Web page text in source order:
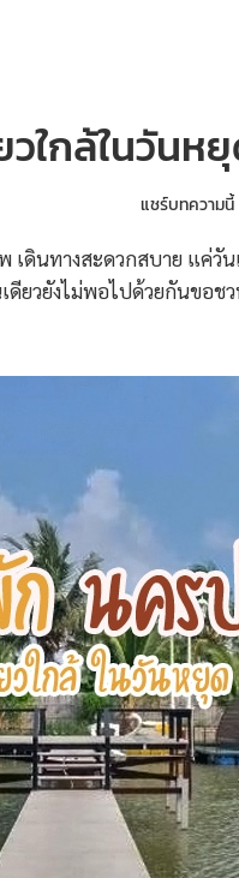
ใกล้ในวันห
แชร์บทความนี้
เดินทางสะดวกสบาย แค่วั
ดียวยังไม่พอไปด้วยกันขอช